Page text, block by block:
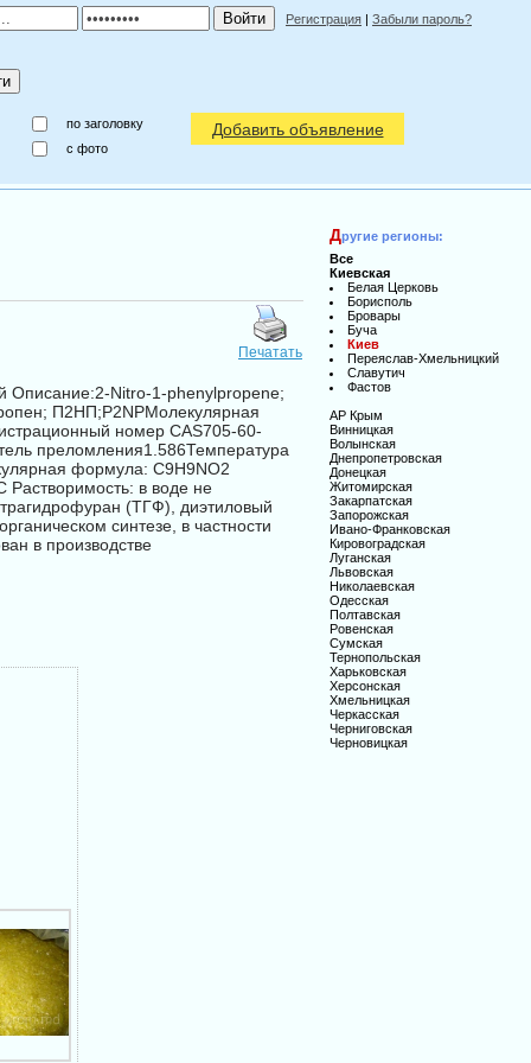
Регистрация | Забыли пароль?
по заголовку
c фото
Добавить объявление
Печатать
Описание:2-Nitro-1-phenylpropene;
П2НП;P2NPМолекулярная
номер CAS705-60-
преломления1.586Температура
формула: C9H9NO2
Растворимость: в воде не
(ТГФ), диэтиловый
синтезе, в частности
в производстве
Другие регионы:
Все
Киевская
Белая Церковь
Борисполь
Бровары
Буча
Киев
Переяслав-Хмельницкий
Славутич
Фастов
АР Крым
Винницкая
Волынская
Днепропетровская
Донецкая
Житомирская
Закарпатская
Запорожская
Ивано-Франковская
Кировоградская
Луганская
Львовская
Николаевская
Одесская
Полтавская
Ровенская
Сумская
Тернопольская
Харьковская
Херсонская
Хмельницкая
Черкасская
Черниговская
Черновицкая